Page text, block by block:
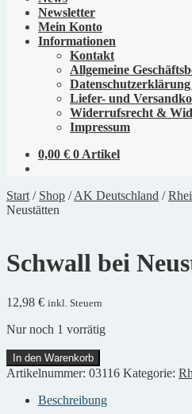
Newsletter
Mein Konto
Informationen
Kontakt
Allgemeine
Liefer- und
Widerrufsrecht &
Impressum
0,00 € 0 Artikel
Start / Shop /AK Deutschland /
Neustätten
Schwall bei
12,98 € inkl. Steuern
Nur noch 1 vorrätig
Schwall
bei
Menge
In den Warenkorb
Artikelnummer: 03116 Kategorie:
Beschreibung